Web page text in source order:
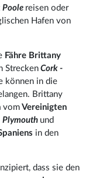
Poole reisen oder
Hafen von
Fähre Brittany
StreckenCork -
können in die
Brittany
vom Vereinigten
Plymouth und
in den
dass sie den